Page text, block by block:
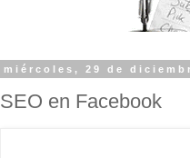
miércoles, 29 de
SEO en Facebook